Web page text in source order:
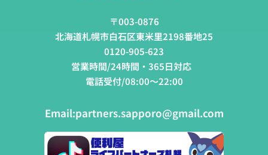
〒003-0876
北海道札幌市白石区東米里2198番地25
0120-905-623
営業時間/24時間・365日対応
電話受付/08:00～22:00
Email:partners.sapporo@gmail.com